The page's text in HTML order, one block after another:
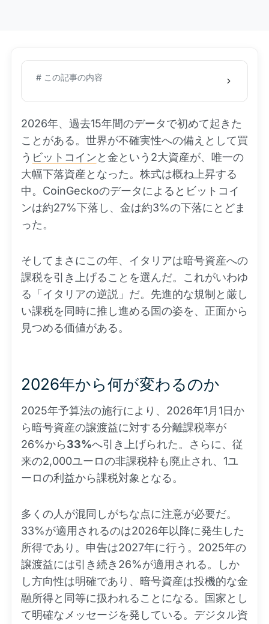
# この記事の内容
2026年、過去15年間のデータで初めて起きた
ことがある。世界が不確実性への備えとして買
う ビットコインと金という2大資産が、唯一の
大幅下落資産となった。株式は概ね上昇する
中。CoinGeckoのデータによるとビットコイ
ンは約27%下落し、金は約3%の下落にとどま
った。
そしてまさにこの年、イタリアは暗号資産への
課税を引き上げることを選んだ。これがいわゆ
る「イタリアの逆説」だ。先進的な規制と厳し
い課税を同時に推し進める国の姿を、正面から
見つめる価値がある。
2026年から何が変わるのか
2025年予算法の施行により、2026年1月1日か
ら暗号資産の譲渡益に対する分離課税率が
26%から33%へ引き上げられた。さらに、従
来の2,000ユーロの非課税枠も廃止され、1ユ
ーロの利益から課税対象となる。
多くの人が混同しがちな点に注意が必要だ。
33%が適用されるのは2026年以降に発生した
所得であり。申告は2027年に行う。2025年の
譲渡益には引き続き26%が適用される。しか
し方向性は明確であり、暗号資産は投機的な金
融所得と同等に扱われることになる。国家とし
て明確なメッセージを発している。デジタル資